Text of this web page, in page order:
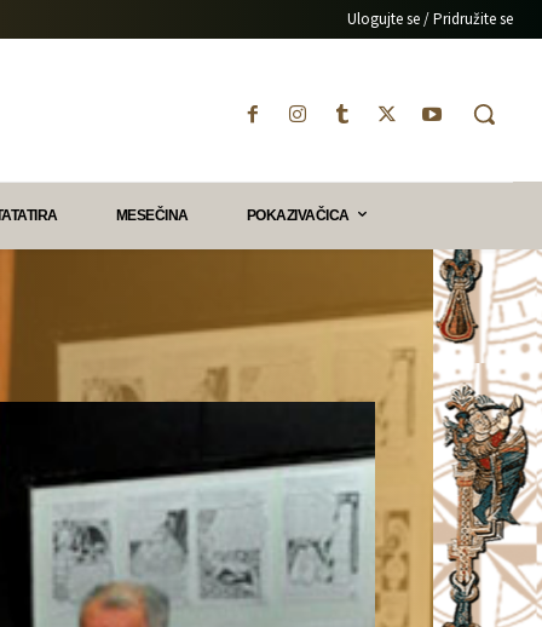
Ulogujte se / Pridružite se
MESEČINA POKAZIVAČICA